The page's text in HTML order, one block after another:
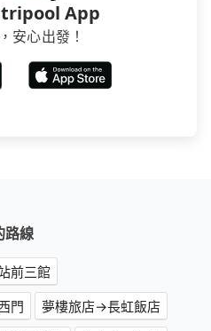
tripool App
安心出發！
路線
前三館
門
夢樓旅店→長虹飯店